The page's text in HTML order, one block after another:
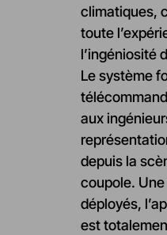
climatiques,
toute
l’ingéniosité
Le système
aux
depuis la
coupole.
déployés,
est